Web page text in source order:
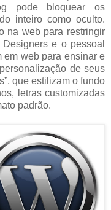
pode bloquear os
inteiro como oculto.
na web para restringir
e o pessoal
em web para ensinar e
de seus
que estilizam o fundo
letras customizadas
padrão.